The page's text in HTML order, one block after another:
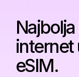
internet
eSIM.